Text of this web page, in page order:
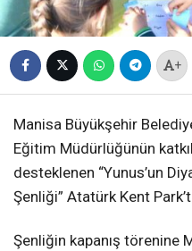
+
Manisa Büyükşehir
Eğitim Müdürlüğünün
desteklenen “Yunus’un
Şenliği” Atatürk Kent
Şenliğin kapanış törenine